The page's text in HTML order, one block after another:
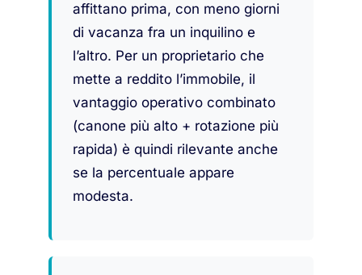
affittano prima, con meno giorni
di vacanza fra un inquilino e
l’altro. Per un proprietario che
mette a reddito l’immobile, il
vantaggio operativo combinato
(canone più alto + rotazione più
rapida) è quindi rilevante anche
se la percentuale appare
modesta.